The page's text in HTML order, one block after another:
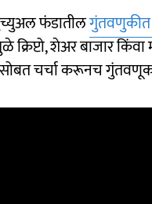
फंडातील
क्रिप्टो, शेअर बाजार
चर्चा करूनच